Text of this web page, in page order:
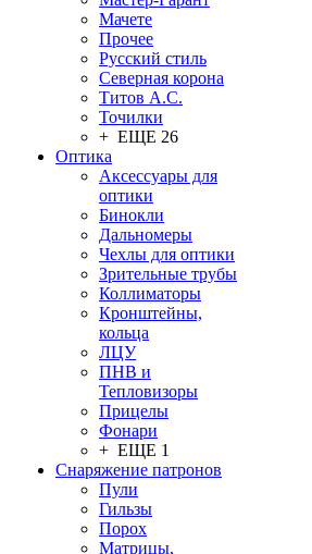
Мачете
Прочее
Русский стиль
Северная корона
Титов А.С.
Точилки
+ ЕЩЕ 26
Оптика
Аксессуары для
оптики
Бинокли
Дальномеры
Чехлы для оптики
Зрительные трубы
Коллиматоры
Кронштейны,
кольца
ЛЦУ
ПНВ и
Тепловизоры
Прицелы
Фонари
+ ЕЩЕ 1
Снаряжение патронов
Пули
Гильзы
Порох
Матрицы,